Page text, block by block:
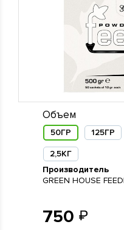
Объем
50ГР 125ГР
2,5КГ
Производитель
GREEN HOUSE
750